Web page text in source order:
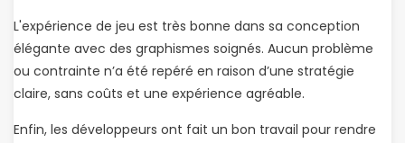
L'expérience de jeu est très bonne dans sa conception
élégante avec des graphismes soignés. Aucun problème
ou contrainte n’a été repéré en raison d’une stratégie
claire, sans coûts et une expérience agréable.
Enfin, les développeurs ont fait un bon travail pour rendre